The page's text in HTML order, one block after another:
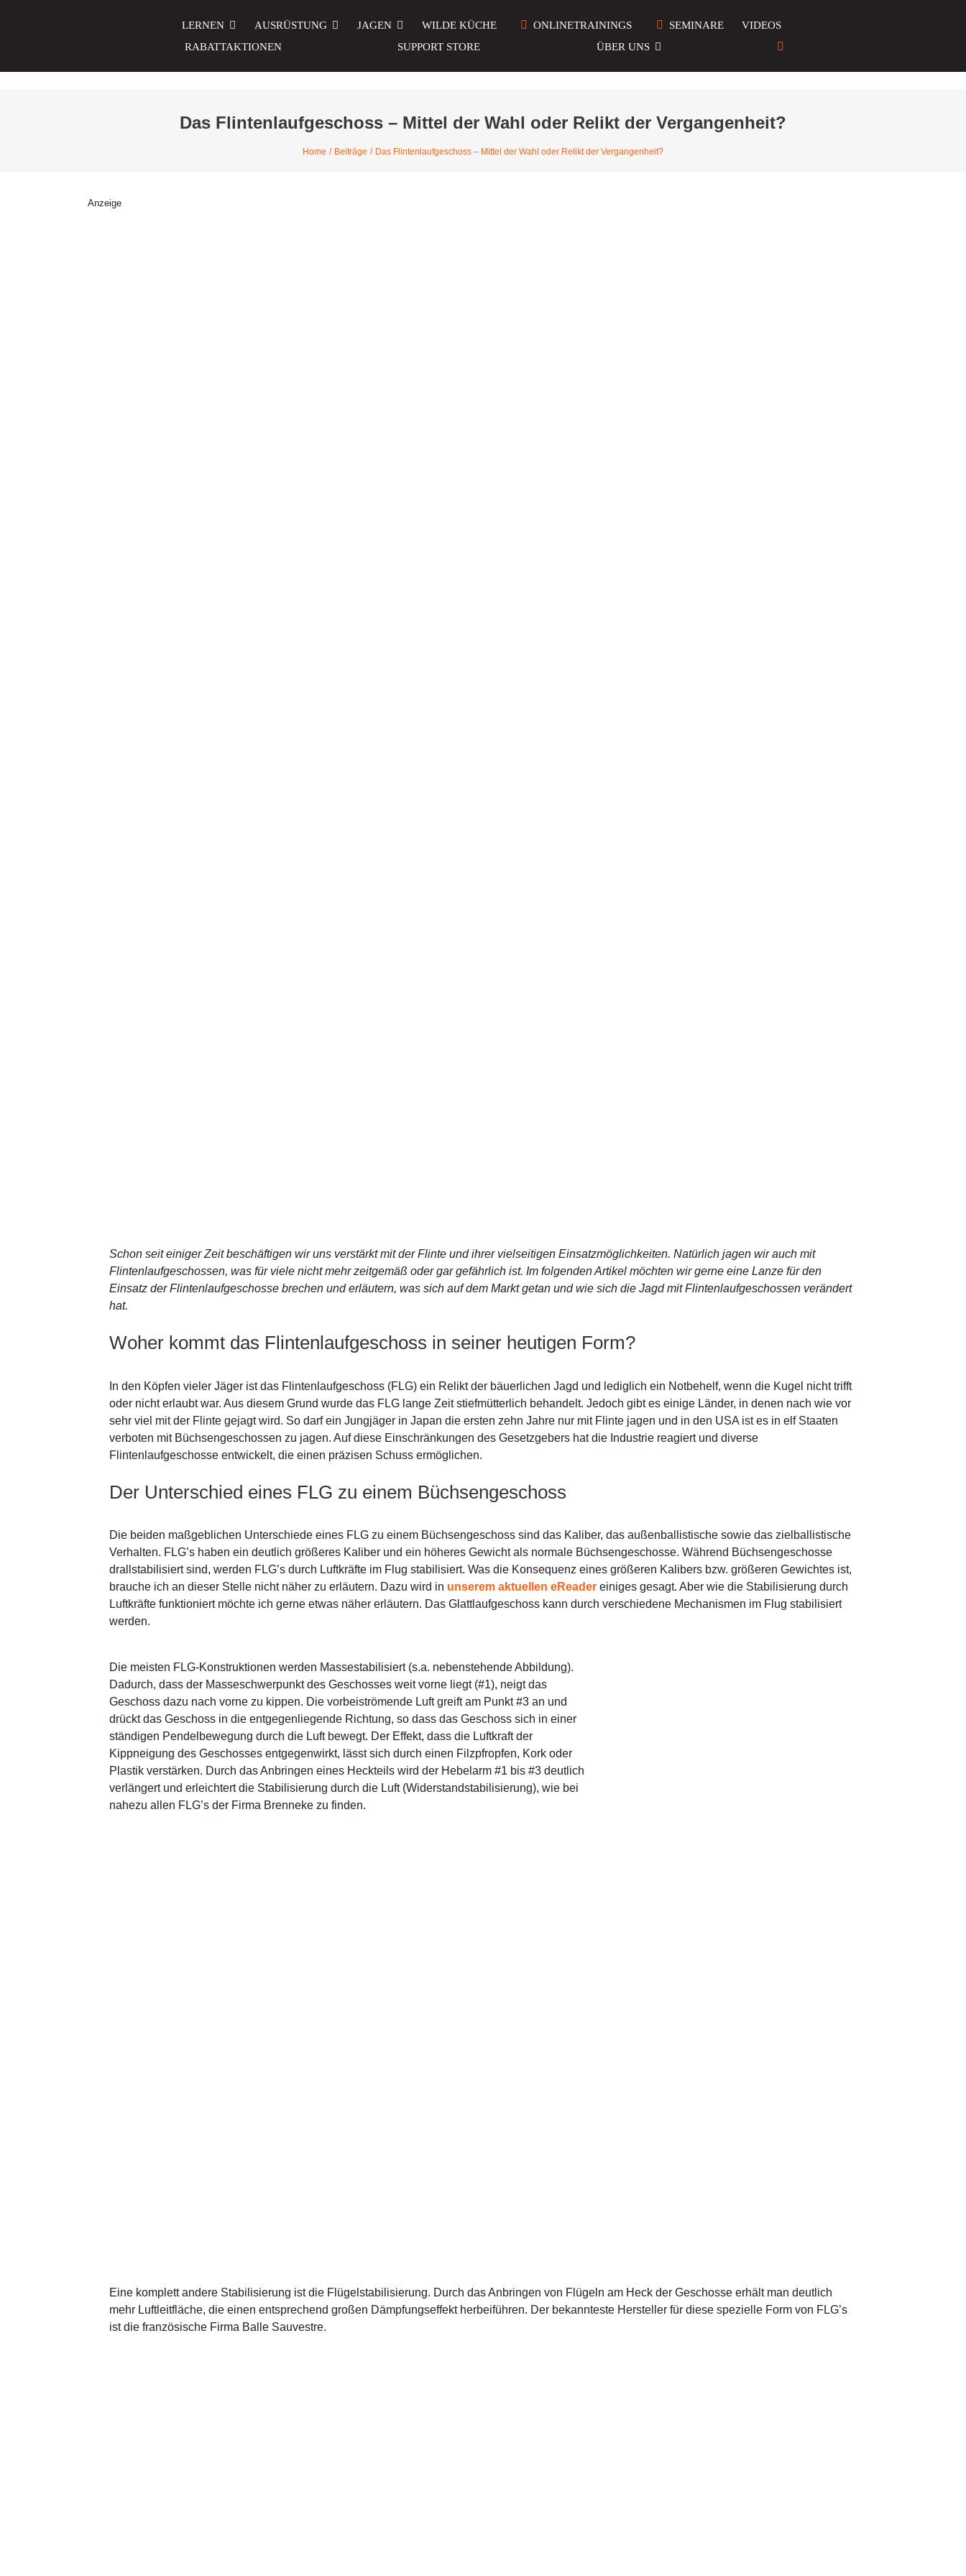
LERNEN AUSRÜSTUNG JAGEN WILDE KÜCHE ONLINETRAININGS SEMINARE
VIDEOS
RABATTAKTIONEN
SUPPORT STORE ÜBER UNS
Das Flintenlaufgeschoss – Mittel der Wahl oder Relikt der Vergangenheit?
Home Beiträge Das Flintenlaufgeschoss – Mittel der Wahl oder Relikt der Vergangenheit?
Anzeige
Schon seit einiger Zeit beschäftigen wir uns verstärkt mit der Flinte und ihrer vielseitigen Einsatzmöglichkeiten. Natürlich jagen wir auch mit
Flintenlaufgeschossen, was für viele nicht mehr zeitgemäß oder gar gefährlich ist. Im folgenden Artikel möchten wir gerne eine Lanze für den
Einsatz der Flintenlaufgeschosse brechen und erläutern, was sich auf dem Markt getan und wie sich die Jagd mit Flintenlaufgeschossen verändert
hat.
Woher kommt das Flintenlaufgeschoss in seiner heutigen Form?
In den Köpfen vieler Jäger ist das Flintenlaufgeschoss (FLG) ein Relikt der bäuerlichen Jagd und lediglich ein Notbehelf, wenn die Kugel nicht trifft
oder nicht erlaubt war. Aus diesem Grund wurde das FLG lange Zeit stiefmütterlich behandelt. Jedoch gibt es einige Länder, in denen nach wie vor
sehr viel mit der Flinte gejagt wird. So darf ein Jungjäger in Japan die ersten zehn Jahre nur mit Flinte jagen und in den USA ist es in elf Staaten
verboten mit Büchsengeschossen zu jagen. Auf diese Einschränkungen des Gesetzgebers hat die Industrie reagiert und diverse
Flintenlaufgeschosse entwickelt, die einen präzisen Schuss ermöglichen.
Der Unterschied eines FLG zu einem Büchsengeschoss
Die beiden maßgeblichen Unterschiede eines FLG zu einem Büchsengeschoss sind das Kaliber, das außenballistische sowie das zielballistische
Verhalten. FLG’s haben ein deutlich größeres Kaliber und ein höheres Gewicht als normale Büchsengeschosse. Während Büchsengeschosse
drallstabilisiert sind, werden FLG’s durch Luftkräfte im Flug stabilisiert. Was die Konsequenz eines größeren Kalibers bzw. größeren Gewichtes ist,
brauche ich an dieser Stelle nicht näher zu erläutern. Dazu wird in unserem aktuellen eReadereiniges gesagt. Aber wie die Stabilisierung durch
Luftkräfte funktioniert möchte ich gerne etwas näher erläutern. Das Glattlaufgeschoss kann durch verschiedene Mechanismen im Flug stabilisiert
werden.
Die meisten FLG-Konstruktionen werden Massestabilisiert (s.a. nebenstehende Abbildung).
Dadurch, dass der Masseschwerpunkt des Geschosses weit vorne liegt (#1), neigt das
Geschoss dazu nach vorne zu kippen. Die vorbeiströmende Luft greift am Punkt #3 an und
drückt das Geschoss in die entgegenliegende Richtung, so dass das Geschoss sich in einer
ständigen Pendelbewegung durch die Luft bewegt. Der Effekt, dass die Luftkraft der
Kippneigung des Geschosses entgegenwirkt, lässt sich durch einen Filzpfropfen, Kork oder
Plastik verstärken. Durch das Anbringen eines Heckteils wird der Hebelarm #1 bis #3 deutlich
verlängert und erleichtert die Stabilisierung durch die Luft (Widerstandstabilisierung), wie bei
nahezu allen FLG’s der Firma Brenneke zu finden.
Eine komplett andere Stabilisierung ist die Flügelstabilisierung. Durch das Anbringen von Flügeln am Heck der Geschosse erhält man deutlich
mehr Luftleitfläche, die einen entsprechend großen Dämpfungseffekt herbeiführen. Der bekannteste Hersteller für diese spezielle Form von FLG’s
ist die französische Firma Balle Sauvestre.